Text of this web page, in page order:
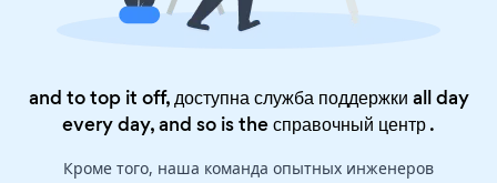
and to top it off, доступна служба поддержки all day
every day, and so is theсправочный центр.
Кроме того, наша команда опытных инженеров